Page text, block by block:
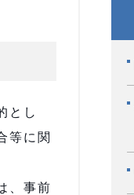
とし
等に関
、事前